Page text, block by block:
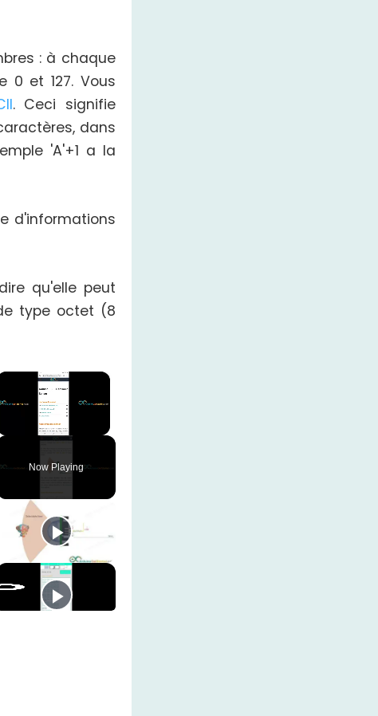
: à chaque
0 et 127. Vous
. Ceci signifie
dans
'A'+1 a la
d'informations
qu'elle peut
type octet (8
×
Unmute
Now Playing